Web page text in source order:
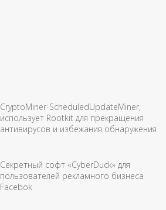
CryptoMiner-ScheduledUpdateMiner,
использует Rootkit для прекращения
антивирусов и избежания обнаружения
Секретный софт «CyberDuck» для
пользователей рекламного бизнеса
Facebok